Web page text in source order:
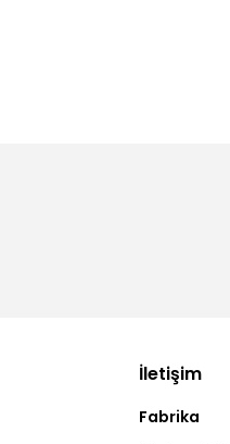
İletişim
Fabrika